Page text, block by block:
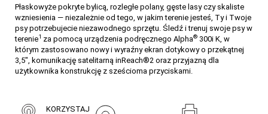
Płaskowyże pokryte bylicą, rozległe polany, gęste lasy czy skaliste
wzniesienia — niezależnie od tego, w jakim terenie jesteś, Ty i Twoje
psy potrzebujecie niezawodnego sprzętu. Śledź i trenuj swoje psy w
terenie1 za pomocą urządzenia podręcznego Alpha® 300i K, w
którym zastosowano nowy i wyraźny ekran dotykowy o przekątnej
3,5″, komunikację satelitarną inReach®2 oraz przyjazną dla
użytkownika konstrukcję z sześcioma przyciskami.
KORZYSTAJ